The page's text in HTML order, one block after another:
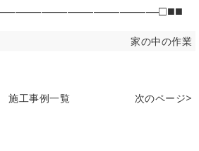
家の中の作業
施工事例一覧 次のページ>